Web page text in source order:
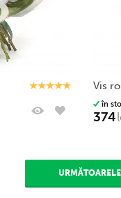
vis
în
374